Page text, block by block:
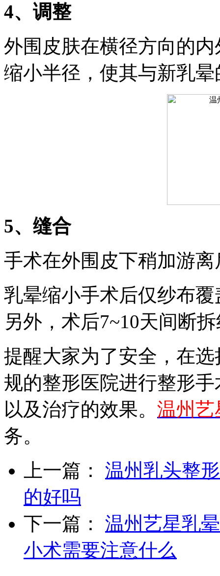
4、调整
外围皮肤在横径方向的
缩小半径，使其与新乳
5、缝合
手术在外围皮下稍加游
乳晕缩小手术后仅纱布
另外，术后7~10天间断
提醒大家为了安全，在
规的整形医院进行整形
以及治疗的效果。 温州艺
务。
上一篇：
温州乳头整
的好吗
下一篇：
温州艺星乳
小术需要注意什么